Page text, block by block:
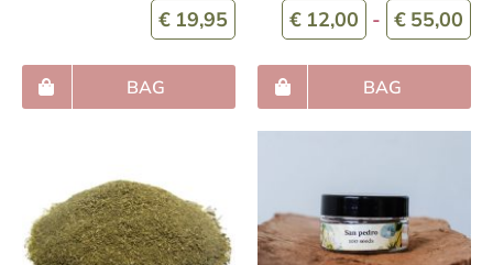
€ 19,95
BAG
€ 12,00 - € 55,00
BAG